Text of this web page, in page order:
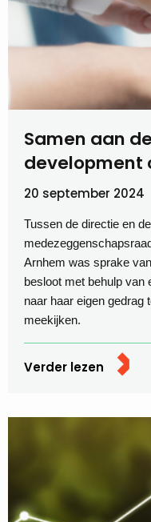
Samen aan
development
20 september 2024
Tussen de directie en
Arnhem was sprake
besloot met behulp van
naar haar eigen gedrag
meekijken.
Verder lezen